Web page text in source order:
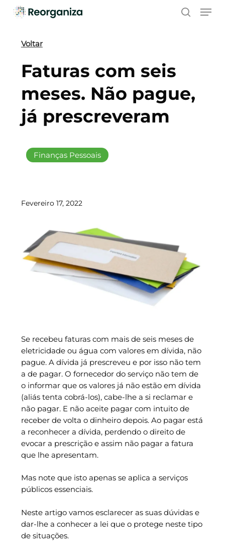
Skip
contentVoltar
Finanças Pessoais
Faturas com seis
meses. Não pague,
já prescreveram
Fevereiro 17, 2022
Se recebeu faturas com mais de seis meses de
eletricidade ou água com valores em dívida, não
pague. A dívida já prescreveu e por isso não tem
a de pagar. O fornecedor do serviço não tem de
o informar que os valores já não estão em dívida
(aliás tenta cobrá-los), cabe-lhe a si reclamar e
não pagar. E não aceite pagar com intuito de
receber de volta o dinheiro depois. Ao pagar está
a reconhecer a dívida, perdendo o direito de
evocar a prescrição e assim não pagar a fatura
que lhe apresentam.
Mas note que isto apenas se aplica a serviços
públicos essenciais.
Neste artigo vamos esclarecer as suas dúvidas e
dar-lhe a conhecer a lei que o protege neste tipo
de situações.